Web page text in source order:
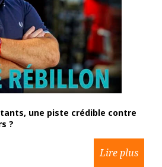
une piste crédible contre
?